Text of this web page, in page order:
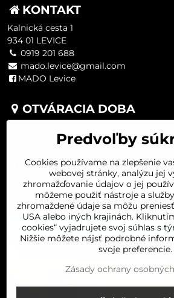
KONTAKT
Kalnická cesta 1
934 01 LEVICE
0919 201 688
mado.levice@gmail.com
MADO Levice
OTVÁRACIA DOBA
UTOROK 8:00-16:00
ŠTVRTOK 8:00-16:00
PIATOK 8:00-16:00
SOBOTA 8:00-11:30
Predvoľby
Cookies používame na zlepšenie
webovej stránky, analýzu jej
zhromažďovanie údajov o jej
môžeme použiť nástroje a
zhromaždené údaje sa môžu
USA alebo iných krajinách.
cookies“ vyjadrujete svoj súhlas s
Nižšie môžete nájsť podrobné
svoje preferencie.
Zásady ochrany